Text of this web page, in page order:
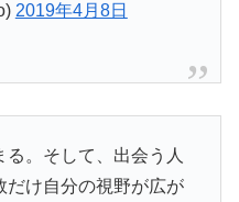
2019年4月8日
。そして、出会う人
だけ自分の視野が広が